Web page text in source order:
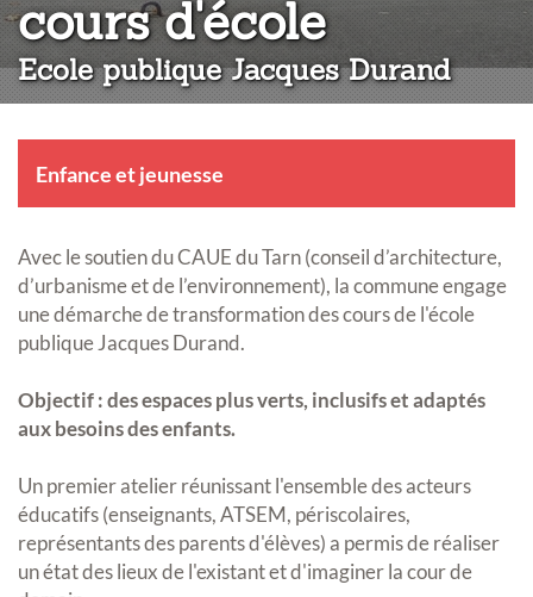
cours d'école:
Ecole publique Jacques Durand
Enfance et jeunesse
Avec le soutien du CAUE du Tarn (conseil d’architecture,
d’urbanisme et de l’environnement), la commune engage
une démarche de transformation des cours de l'école
publique Jacques Durand.
Objectif : des espaces plus verts, inclusifs et adaptés
aux besoins des enfants.
Un premier atelier réunissant l'ensemble des acteurs
éducatifs (enseignants, ATSEM, périscolaires,
représentants des parents d'élèves) a permis de réaliser
un état des lieux de l'existant et d'imaginer la cour de